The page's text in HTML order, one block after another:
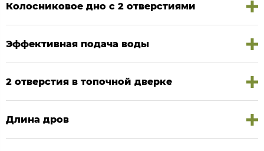
Колосниковое дно с 2 отверстиями
Эффективная подача воды
2 отверстия в топочной дверке
Длина дров